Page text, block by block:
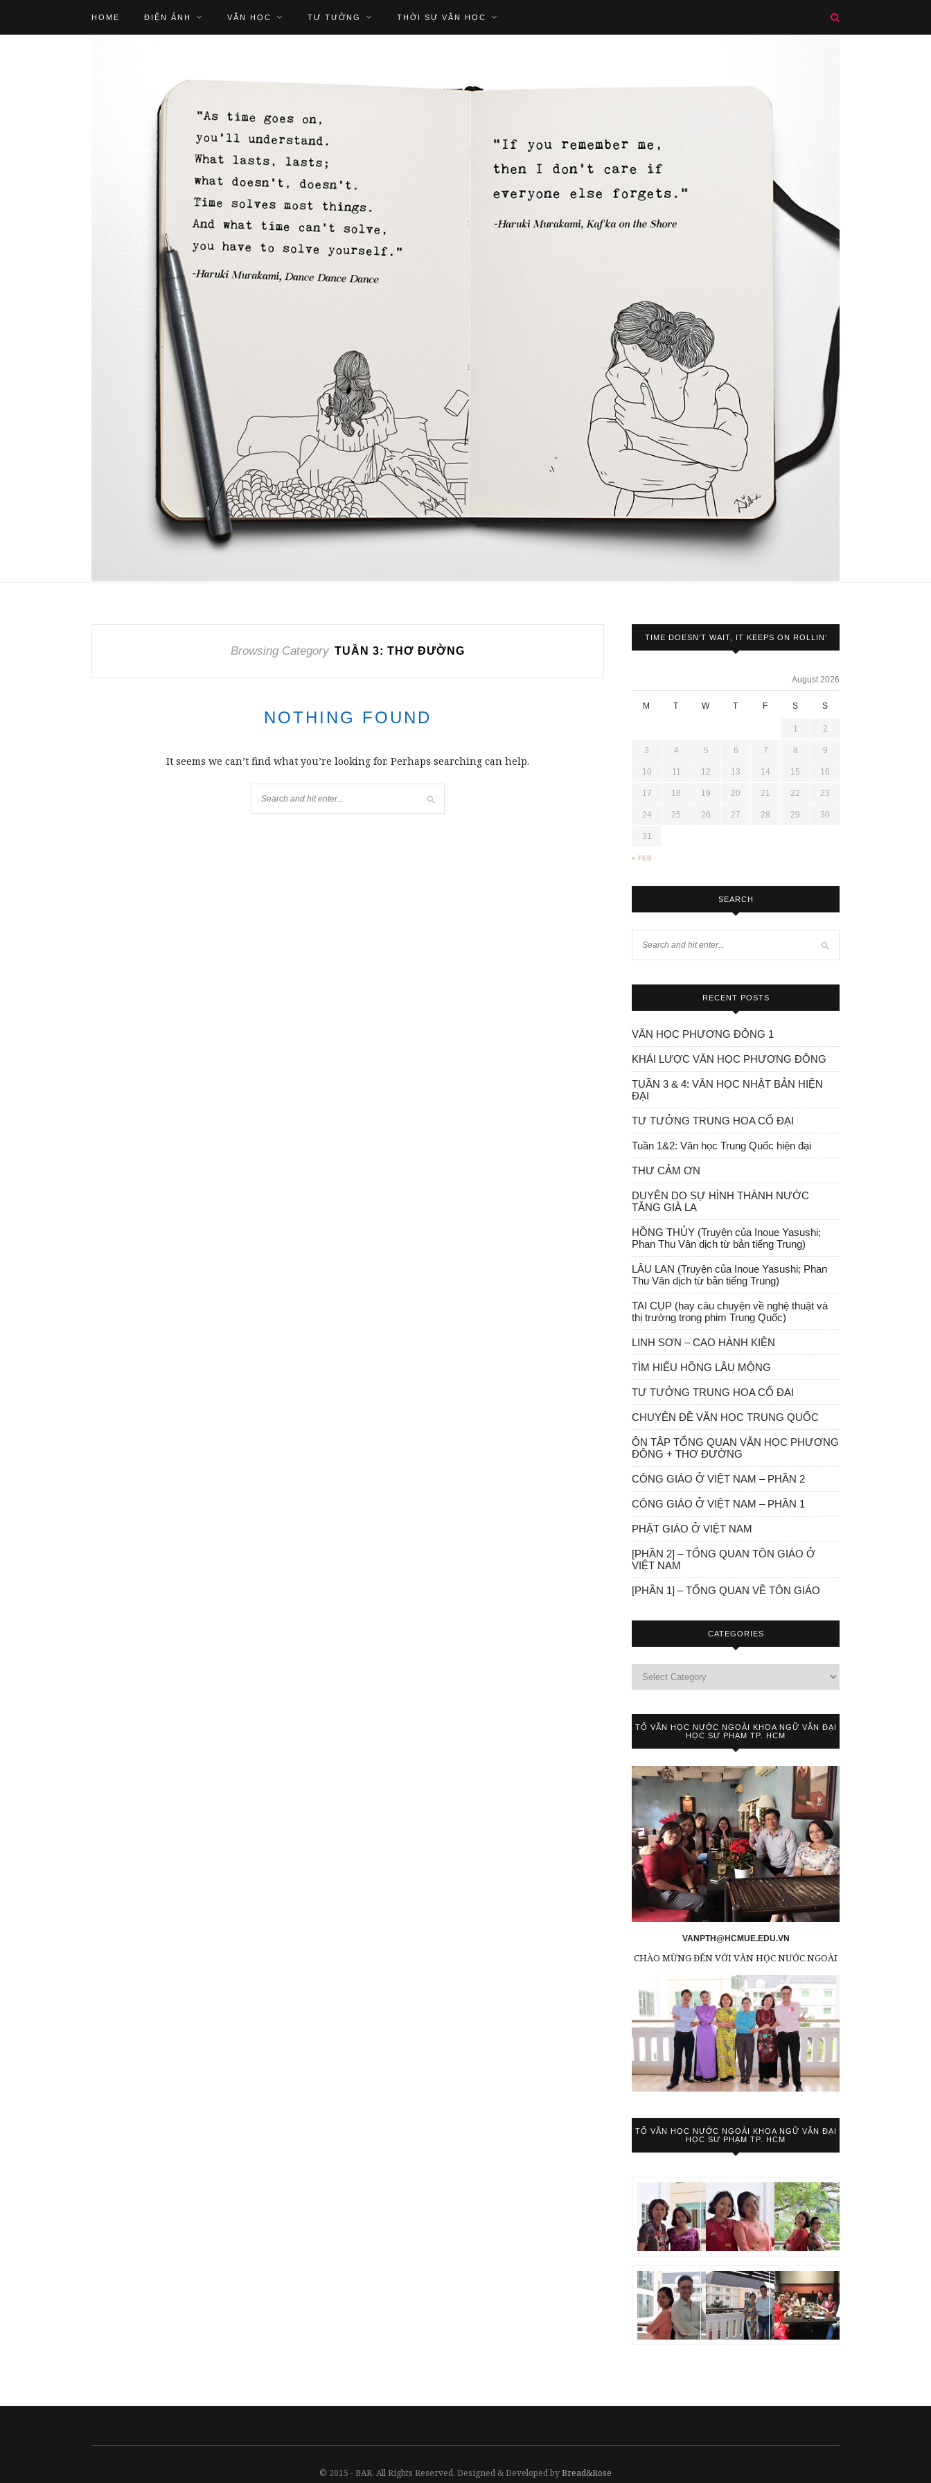
HOME ĐIỆN ẢNH VĂN HỌC TƯ TƯỞNG THỜI SỰ VĂN HỌC
Browsing Category TUẦN 3: THƠ ĐƯỜNG
NOTHING FOUND
It seems we can’t find what you’re looking for. Perhaps searching can help.
TIME DOESN’T WAIT, IT KEEPS ON ROLLIN’
August 2026
M T W T F S S
« FEB
1 2
3 4 5 6 7 8 9
10 11 12 13 14 15 16
17 18 19 20 21 22 23
24 25 26 27 28 29 30
31
SEARCH
RECENT POSTS
VĂN HỌC PHƯƠNG ĐÔNG 1
KHÁI LƯỢC VĂN HỌC PHƯƠNG ĐÔNG
TUẦN 3 & 4: VĂN HỌC NHẬT BẢN HIỆN
ĐẠI
TƯ TƯỞNG TRUNG HOA CỔ ĐẠI
Tuần 1&2: Văn học Trung Quốc hiện đại
THƯ CẢM ƠN
DUYÊN DO SỰ HÌNH THÀNH NƯỚC
TĂNG GIÀ LA
HỒNG THỦY (Truyện của Inoue Yasushi;
Phan Thu Vân dịch từ bản tiếng Trung)
LÂU LAN (Truyện của Inoue Yasushi; Phan
Thu Vân dịch từ bản tiếng Trung)
TAI CỤP (hay câu chuyện về nghệ thuật và
thị trường trong phim Trung Quốc)
LINH SƠN – CAO HÀNH KIỆN
TÌM HIỂU HỒNG LÂU MỘNG
TƯ TƯỞNG TRUNG HOA CỔ ĐẠI
CHUYÊN ĐỀ VĂN HỌC TRUNG QUỐC
ÔN TẬP TỔNG QUAN VĂN HỌC PHƯƠNG
ĐÔNG + THƠ ĐƯỜNG
CÔNG GIÁO Ở VIỆT NAM – PHẦN 2
CÔNG GIÁO Ở VIỆT NAM – PHẦN 1
PHẬT GIÁO Ở VIỆT NAM
[PHẦN 2] – TỔNG QUAN TÔN GIÁO Ở
VIỆT NAM
[PHẦN 1] – TỔNG QUAN VỀ TÔN GIÁO
CATEGORIES
TỔ VĂN HỌC NƯỚC NGOÀI KHOA NGỮ VĂN ĐẠI
HỌC SƯ PHẠM TP. HCM
VANPTH@HCMUE.EDU.VN
CHÀO MỪNG ĐẾN VỚI VĂN HỌC NƯỚC NGOÀI
TỔ VĂN HỌC NƯỚC NGOÀI KHOA NGỮ VĂN ĐẠI
HỌC SƯ PHẠM TP. HCM
© 2015 - BAR. All Rights Reserved. Designed & Developed byBread&Rose